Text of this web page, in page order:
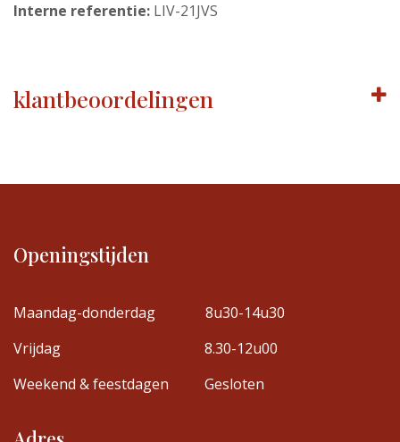
Interne referentie: LIV-21JVS
klantbeoordelingen
Openingstijden
Maandag-donderdag
8u30-14u30
Vrijdag
8.30-12u00
Weekend & feestdagen
Gesloten